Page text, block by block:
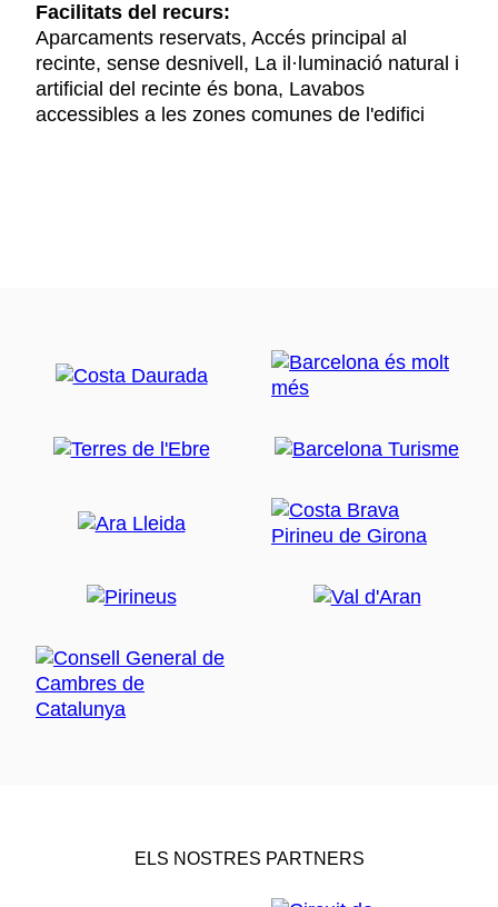
Facilitats del recurs:
Aparcaments reservats, Accés principal al
recinte, sense desnivell, La il·luminació natural i
artificial del recinte és bona, Lavabos
accessibles a les zones comunes de l'edifici
ELS NOSTRES PARTNERS